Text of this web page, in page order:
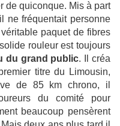
de quiconque. Mis à part
ne fréquentait personne
paquet de fibres
rouleur est toujours
du grand public. Il créa
titre du Limousin,
de 85 km chrono, il
du comité pour
beaucoup pensèrent